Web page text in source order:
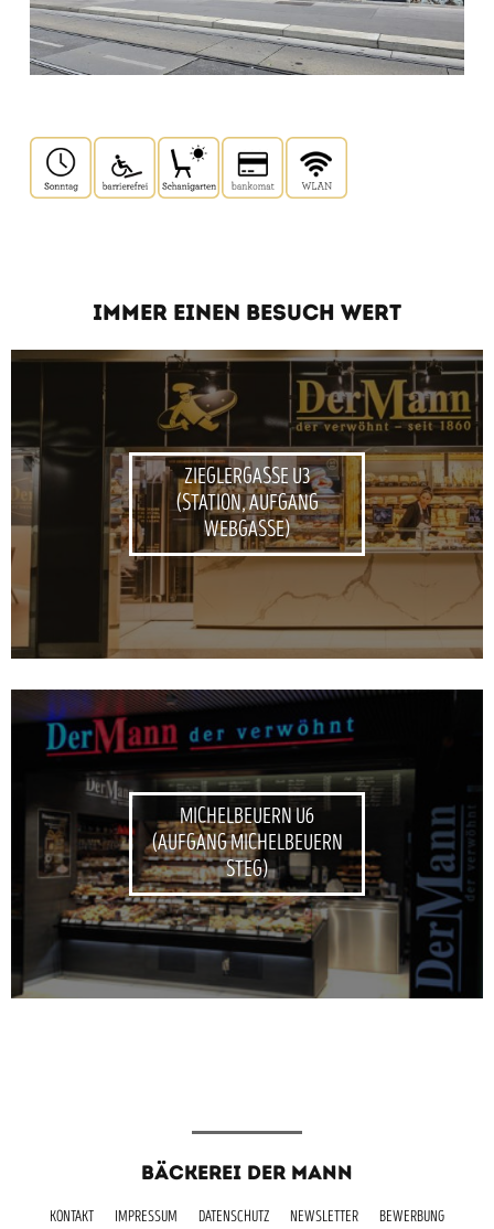
IMMER EINEN BESUCH WERT
ZIEGLERGASSE U3
(STATION, AUFGANG
WEBGASSE)
MICHELBEUERN U6
(AUFGANG MICHELBEUERN
STEG)
BÄCKEREI DER MANN
KONTAKT IMPRESSUM DATENSCHUTZ NEWSLETTER BEWERBUNG